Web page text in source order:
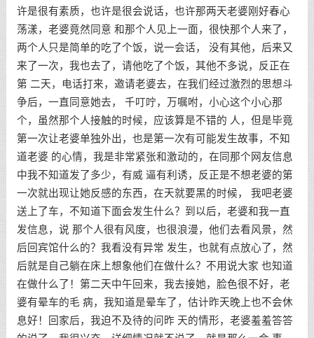
许是很有素质，也许是很会说话，也许那两天老婆刚好春心
荡漾，老婆竟然同意 和那个人见上一面，很快那个人来了，
两个人只是简单的吃了个饭，说一会话， 没有其他，后来又
来了一次，我也去了，请他吃了个饭，其他不多说，反正在
第 二天，电话打来，邀请老婆去，在我们经过激烈的思想斗
争后，一直同意她去， 千叮咛，万嘱咐，小心这个小心那
个，虽然那个人接触的时候，应该算是不错的 人，但是毕竟
第一次让老婆单独外出，也是第一次有可能发生故事，不知
道老婆 的心情，我是非常紧张和激动的，在同那个网友信息
中我不知道发了多少，有威 逼有利诱，反正是不想老婆的第
一次就出现让她反感的东西，在天就要黑的时候， 我吧老婆
送上了车，不知道下面会发生什么？到以后，老婆和我一直
发信息，说 那个人很有风度，也很浪漫，他们去看风景，然
后回宾馆什么的？我看没有异常 发生，也就有点放心了，然
后就是自己躺在床上想象他们在做什么？不用说大家 也知道
在做什么了！第二天中午回来，我去接她，脸色很不好，老
婆有晕车的毛 病，我知道是晕车了，估计昨天晚上也不会休
息好！回家后，我迫不及待的问昨 天的情形，老婆羞羞答答